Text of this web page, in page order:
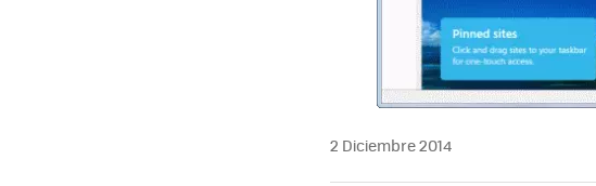
2 Diciembre 2014